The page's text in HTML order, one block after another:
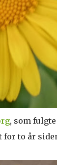
, som
to år